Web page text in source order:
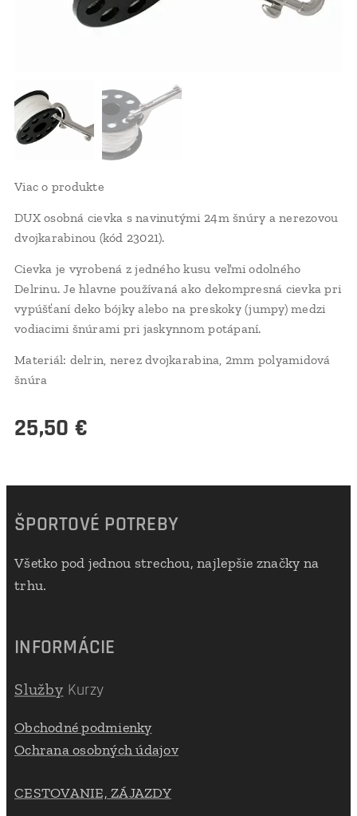
Viac o produkte
DUX osobná cievka s navinutými 24m šnúry a nerezovou
dvojkarabinou (kód 23021).
Cievka je vyrobená z jedného kusu veľmi odolného
Delrinu. Je hlavne používaná ako dekompresná cievka pri
vypúšťaní deko bójky alebo na preskoky (jumpy) medzi
vodiacimi šnúrami pri jaskynnom potápaní.
Materiál: delrin, nerez dvojkarabina, 2mm polyamidová
šnúra
25,50 €
ŠPORTOVÉ POTREBY
Všetko pod jednou strechou, najlepšie značky na
trhu.
INFORMÁCIE
SlužbyKurzy
Obchodné podmienky
Ochrana osobných údajov
CESTOVANIE, ZÁJAZDY